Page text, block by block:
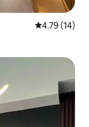
औसत रेटिंग 5 में
4.79 (14)